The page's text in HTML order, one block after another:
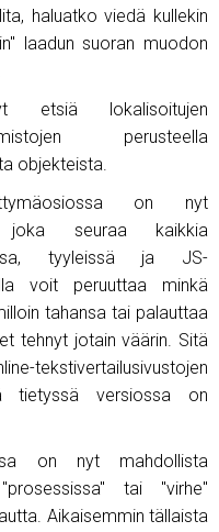
haluatko viedä kullekin
laadun suoran muodon
etsiä lokalisoitujen
perusteella
objekteista.
on nyt
joka seuraa kaikkia
tyyleissä ja JS-
voit peruuttaa minkä
tahansa tai palauttaa
tehnyt jotain väärin. Sitä
tekstivertailusivustojen
tietyssä versiossa on
on nyt mahdollista
tai "virhe"
Aikaisemmin tällaista